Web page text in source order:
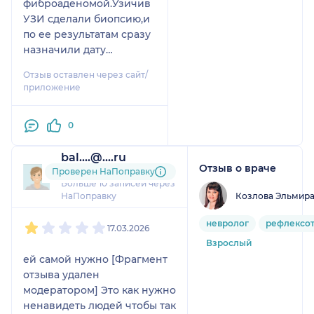
фиброаденомой.Узичив
УЗИ сделали биопсию,и
по ее результатам сразу
назначили дату
внимательный,чуткий,сп
окойный врач.Все
расскажет.Даже после
связи.Огромная
благодарность .
Отзыв оставлен через сайт/
приложение
0
bal....@....ru
6 отзывов
Больше 10 записей через
НаПоправку
Проверен НаПоправку
17.03.2026
ей самой нужно [Фрагмент
отзыва удален
модератором] Это как нужно
ненавидеть людей чтобы так
Отзыв о враче
Козлова
невролог
Взрослый